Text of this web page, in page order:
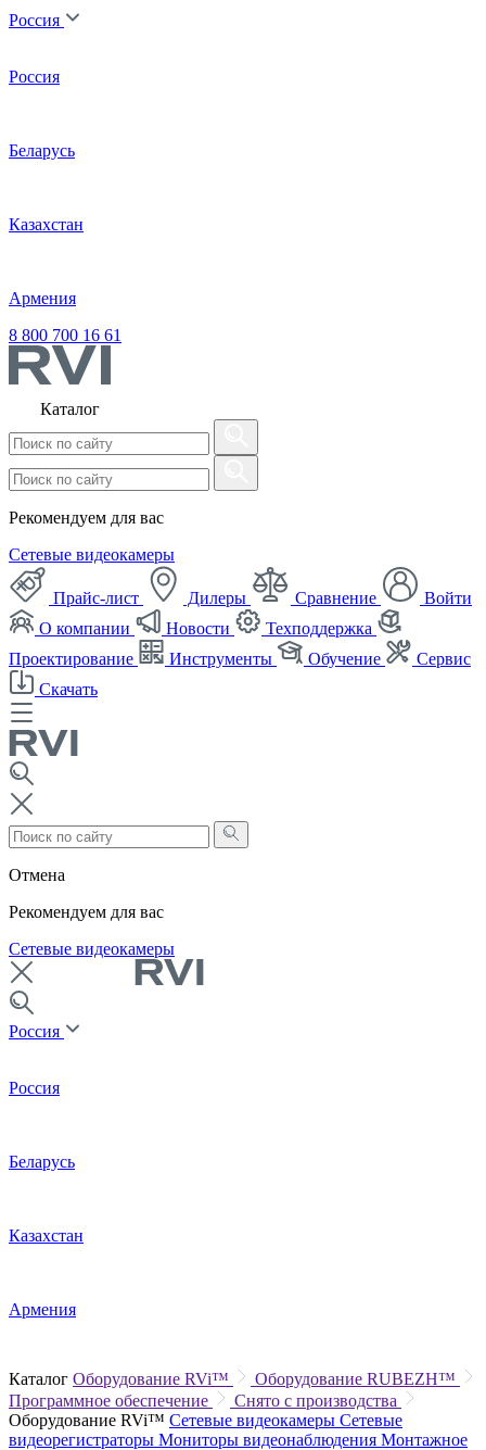
Россия
Россия
Беларусь
Казахстан
Армения
8 800 700 16 61
Каталог
Рекомендуем для вас
Сетевые видеокамеры
Прайс-лист Дилеры Сравнение
Войти
О компании
Новости
Техподдержка
Проектирование
Инструменты Обучение
Сервис
Скачать
Отмена
Рекомендуем для вас
Сетевые видеокамеры
Россия
Россия
Беларусь
Казахстан
Армения
Каталог Оборудование RVi™
Оборудование RUBEZH™
Программное обеспечение
Снято с производства
Оборудование RVi™ Сетевые видеокамеры Сетевые
видеорегистраторы Мониторы видеонаблюдения Монтажное